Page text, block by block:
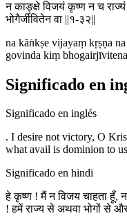
न काङ्क्षे विजयं कृष्ण न च राज्यं
भोगैर्जीवितेन वा ||१-३२||
na kāṅkṣe vijayaṃ kṛṣṇa
govinda kiṃ
Significado en
Significado en inglés
. I desire not victory, O
what avail is dominion to
Significado en hindi
हे कृष्ण ! मैं न विजय चाहता हूँ,
! हमें राज्य से अथवा भोगों से